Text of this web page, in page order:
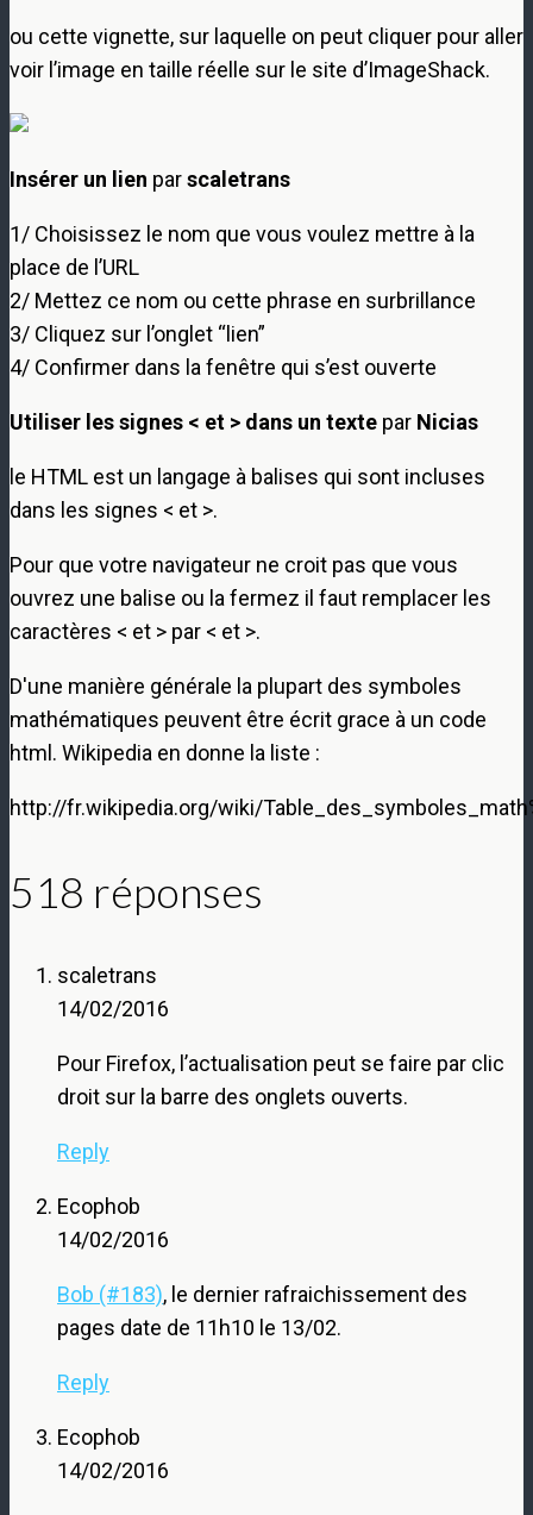
ou cette vignette, sur laquelle on peut cliquer pour aller
voir l’image en taille réelle sur le site d’ImageShack.
Insérer un lien parscaletrans
1/ Choisissez le nom que vous voulez mettre à la
place de l’URL
2/ Mettez ce nom ou cette phrase en surbrillance
3/ Cliquez sur l’onglet “lien”
4/ Confirmer dans la fenêtre qui s’est ouverte
Utiliser les signes < et > dans un texte par Nicias
le HTML est un langage à balises qui sont incluses
dans les signes < et >.
Pour que votre navigateur ne croit pas que vous
ouvrez une balise ou la fermez il faut remplacer les
caractères < et > par < et >.
D'une manière générale la plupart des symboles
mathématiques peuvent être écrit grace à un code
html. Wikipedia en donne la liste :
http://fr.wikipedia.org/wiki/
518 réponses
scaletrans
14/02/2016
Pour Firefox, l’actualisation peut se faire par clic
droit sur la barre des onglets ouverts.
Reply
Ecophob
14/02/2016
Bob (#183), le dernier rafraichissement des
pages date de 11h10 le 13/02.
Reply
Ecophob
14/02/2016